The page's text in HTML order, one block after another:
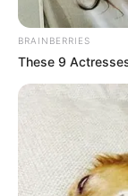
notícias de
Clique
BRAINBERRIES
These 9